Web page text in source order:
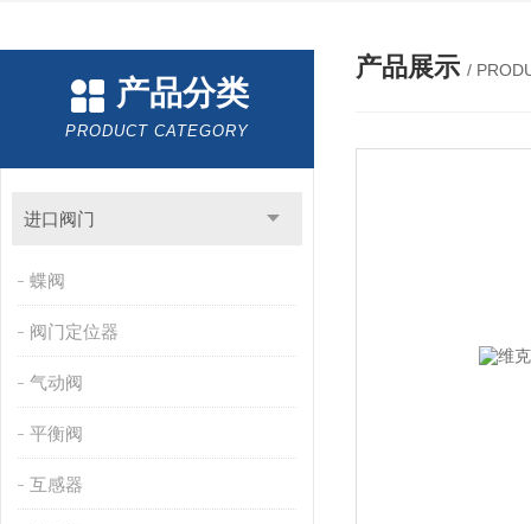
产品分类
PRODUCT CATEGORY
进口阀门
蝶阀
阀门定位器
气动阀
平衡阀
互感器
产品展示 /